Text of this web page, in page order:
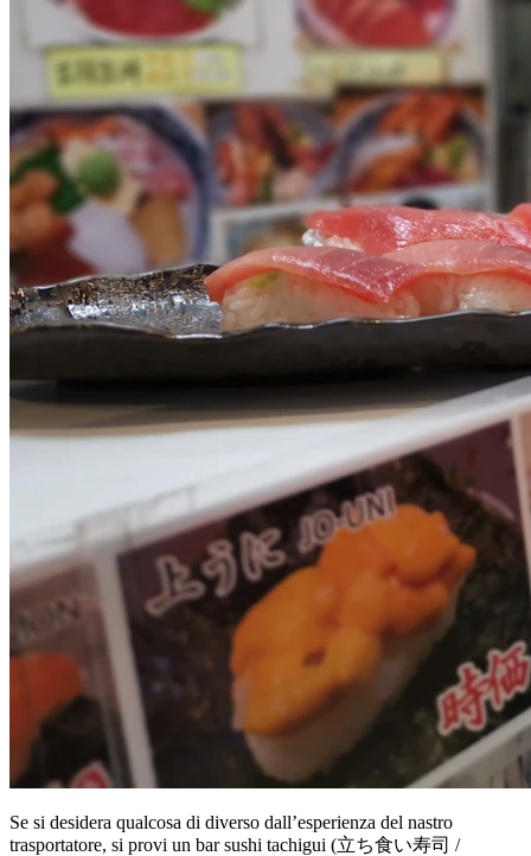
Se si desidera qualcosa di diverso dall’esperienza del nastro
trasportatore, si provi un bar sushi tachigui (立ち食い寿司 /